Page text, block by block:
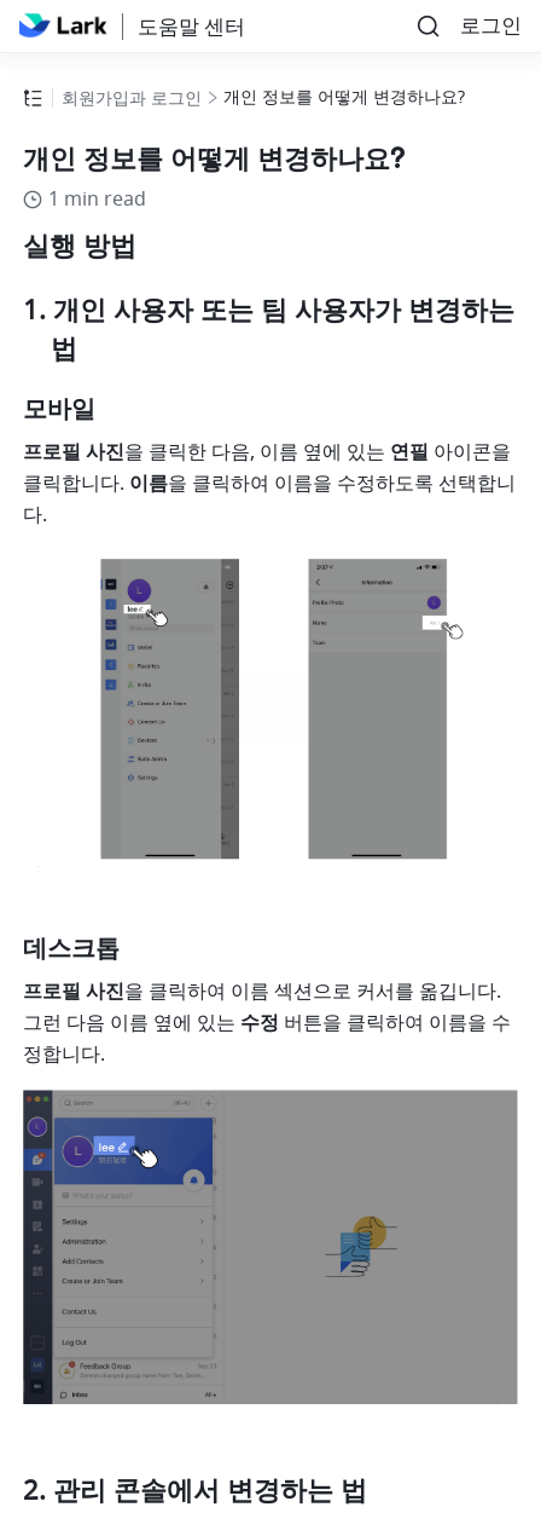
도움말 센터 로그인
회원가입과 로그인 개인 정보를 어떻게 변경하나요?
개인 정보를 어떻게 변경하나요?
1 min read
실행 방법
개인 사용자 또는 팀 사용자가 변경하는
법
모바일
프로필 사진을 클릭한 다음, 이름 옆에 있는 연필 아이콘을
클릭합니다. 이름을 클릭하여 이름을 수정하도록 선택합니
다.
데스크톱
프로필 사진을 클릭하여 이름 섹션으로 커서를 옮깁니다.
그런 다음 이름 옆에 있는 수정 버튼을 클릭하여 이름을 수
정합니다.
관리 콘솔에서 변경하는 법